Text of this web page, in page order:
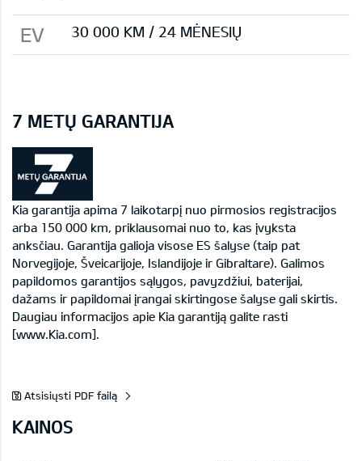
EV 30 000 KМ / 24 MĖNESIŲ
7 METŲ GARANTIJA
Kia garantija apima 7 laikotarpį nuo pirmosios registracijos
arba 150 000 km, priklausomai nuo to, kas įvyksta
anksčiau. Garantija galioja visose ES šalyse (taip pat
Norvegijoje, Šveicarijoje, Islandijoje ir Gibraltare). Galimos
papildomos garantijos sąlygos, pavyzdžiui, baterijai,
dažams ir papildomai įrangai skirtingose šalyse gali skirtis.
Daugiau informacijos apie Kia garantiją galite rasti
[www.Kia.com].
Atsisiųsti PDF failą
KAINOS